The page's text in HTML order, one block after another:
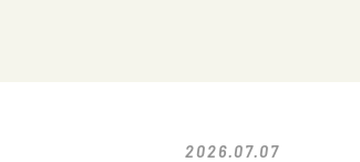
2026.07.07